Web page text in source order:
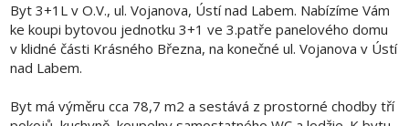
Byt 3+1L v O.V., ul. Vojanova, Ústí nad Labem. Nabízíme Vám
ke koupi bytovou jednotku 3+1 ve 3.patře panelového domu
v klidné části Krásného Března, na konečné ul. Vojanova v Ústí
nad Labem.
Byt má výměru cca 78,7 m2 a sestává z prostorné chodby tří